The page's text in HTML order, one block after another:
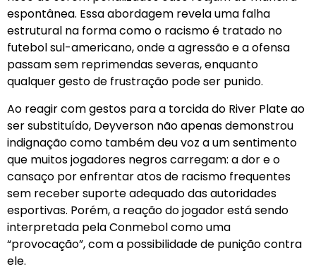
espontânea. Essa abordagem revela uma falha
estrutural na forma como o racismo é tratado no
futebol sul-americano, onde a agressão e a ofensa
passam sem reprimendas severas, enquanto
qualquer gesto de frustração pode ser punido.
Ao reagir com gestos para a torcida do River Plate ao
ser substituído, Deyverson não apenas demonstrou
indignação como também deu voz a um sentimento
que muitos jogadores negros carregam: a dor e o
cansaço por enfrentar atos de racismo frequentes
sem receber suporte adequado das autoridades
esportivas. Porém, a reação do jogador está sendo
interpretada pela Conmebol como uma
“provocação”, com a possibilidade de punição contra
ele.